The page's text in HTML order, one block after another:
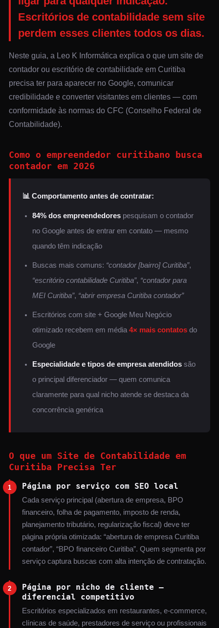
Escritórios de contabilidade sem site
perdem esses clientes todos os dias.
Neste guia, a Leo K Informática explica o que um site de
contador ou escritório de contabilidade em Curitiba
precisa ter para aparecer no Google, comunicar
credibilidade e converter visitantes em clientes — com
conformidade às normas do CFC (Conselho Federal de
Contabilidade).
Como o empreendedor curitibano busca
contador em 2026
📊 Comportamento antes de contratar:
84% dos empreendedorespesquisam o contador
no Google antes de entrar em contato — mesmo
quando têm indicação
Buscas mais comuns: “contador [bairro] Curitiba”,
“escritório contabilidade Curitiba”, “contador para
MEI Curitiba”, “abrir empresa Curitiba contador”
Escritórios com site + Google Meu Negócio
otimizado recebem em média 4× mais contatosdo
Google
Especialidade e tipos de empresa atendidossão
o principal diferenciador — quem comunica
claramente para qual nicho atende se destaca da
concorrência genérica
O que um Site de Contabilidade em
Curitiba Precisa Ter
1 Página por serviço com SEO local
Cada serviço principal (abertura de empresa, BPO
financeiro, folha de pagamento, imposto de renda,
planejamento tributário, regularização fiscal) deve ter
página própria otimizada: “abertura de empresa Curitiba
contador”, “BPO financeiro Curitiba”. Quem segmenta por
serviço captura buscas com alta intenção de contratação.
2
Página por nicho de cliente —
diferencial competitivo
Escritórios especializados em restaurantes, e-commerce,
clínicas de saúde, prestadores de serviço ou profissionais